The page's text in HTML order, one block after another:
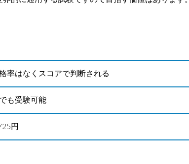
率はなくスコアで判断される
も受験可能
円